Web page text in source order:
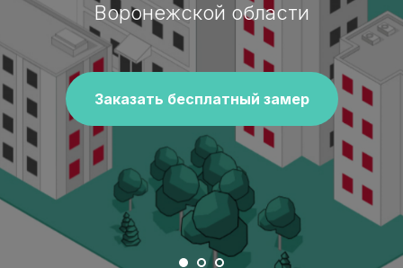
Воронежской области
Заказать бесплатный замер